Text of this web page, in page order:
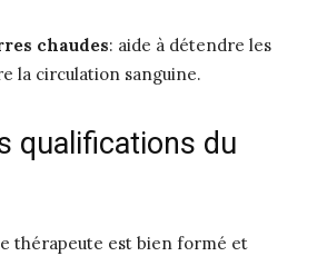
chaudes: aide à détendre les
la circulation sanguine.
qualifications du
thérapeute est bien formé et